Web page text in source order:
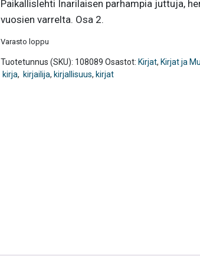
Paikallislehti Inarilaisen parhampia juttuja,
vuosien varrelta. Osa 2.
Varasto loppu
Tuotetunnus (SKU): 108089 Osastot: Kirjat, Kirjat ja
kirja, kirjailija, kirjallisuus, kirjat